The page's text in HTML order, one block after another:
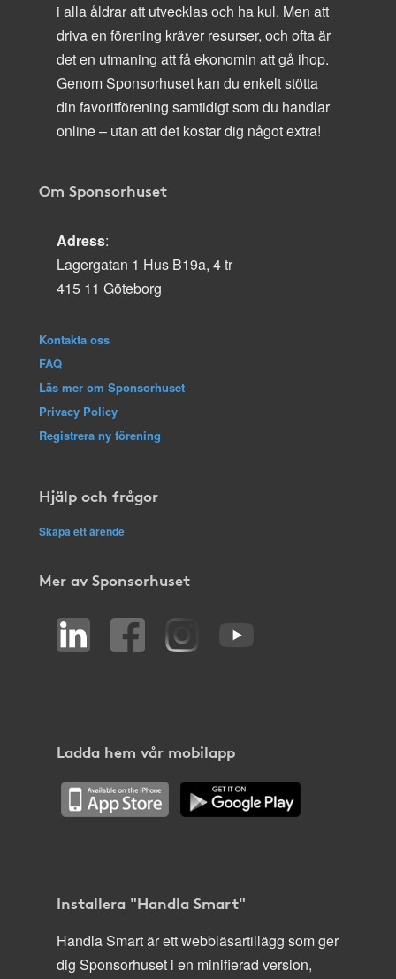
i alla åldrar att utvecklas och ha kul. Men att
driva en förening kräver resurser, och ofta är
det en utmaning att få ekonomin att gå ihop.
Genom Sponsorhuset kan du enkelt stötta
din favoritförening samtidigt som du handlar
online – utan att det kostar dig något extra!
Om Sponsorhuset
Adress:
Lagergatan 1 Hus B19a, 4 tr
415 11 Göteborg
Kontakta oss
FAQ
Läs mer om Sponsorhuset
Privacy Policy
Registrera ny förening
Hjälp och frågor
Skapa ett ärende
Mer av Sponsorhuset
Ladda hem vår mobilapp
Installera "Handla Smart"
Handla Smart är ett webbläsartillägg som ger
dig Sponsorhuset i en minifierad version,